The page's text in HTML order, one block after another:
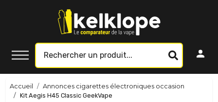
Accueil
Annonces cigarettes électroniques occasion
Kit Aegis H45 Classic GeekVape